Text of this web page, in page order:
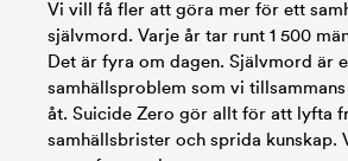
Vi vill få fler att göra mer för ett
självmord. Varje år tar runt 1 500
Det är fyra om dagen. Självmord är
samhällsproblem som vi
åt. Suicide Zero gör allt för att lyfta
samhällsbrister och sprida kunskap.